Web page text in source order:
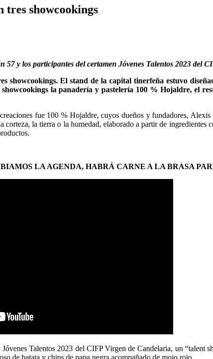
showcookings
y los participantes del certamen Jóvenes Talentos 2023 del
El stand de la capital tinerfeña estuvo
la panadería y pastelería 100 % Hojaldre, el
fue 100 % Hojaldre, cuyos dueños y fundadores,
la tierra o la humedad, elaborado a partir de ingredientes
LA AGENDA, HABRÁ CARNE A LA BRASA
Talentos 2023 del CIFP Virgen de Candelaria, un “talent
de batata y chips de papa negra acompañado de mojo rojo.